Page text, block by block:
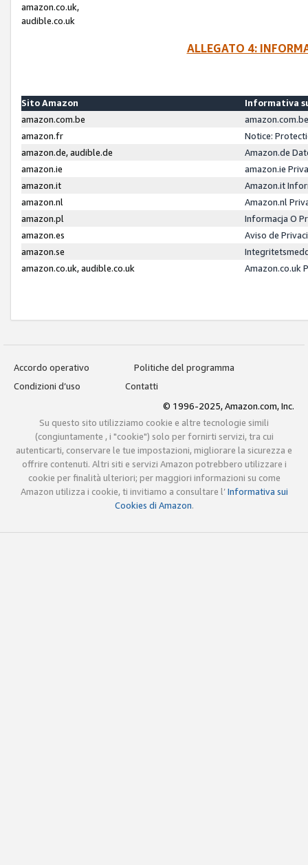
amazon.co.uk,
audible.co.uk
ALLEGATO 4:
Sito Amazon
Informativa
amazon.com.be
amazon.fr
Notice:
amazon.de, audible.de
Amazon.de
amazon.ie
amazon.ie
amazon.it
Amazon.it
amazon.nl
Amazon.nl
amazon.pl
Informacja O
amazon.es
Aviso de
amazon.se
amazon.co.uk, audible.co.uk
Amazon.co.uk
Accordo operativo
Politiche del programma
Condizioni d’uso
Contatti
© 1996-2025, Amazon.com, Inc.
Su questo sito utilizziamo cookie e altre tecnologie simili
(congiuntamente , i "cookie") solo per fornirti servizi, tra cui
autenticarti, conservare le tue impostazioni, migliorare la sicurezza e
offrire contenuti. Altri siti e servizi Amazon potrebbero utilizzare i
cookie per finalità ulteriori; per maggiori informazioni su come
Amazon utilizza i cookie, ti invitiamo a consultare l’Informativa sui
Cookies di Amazon.